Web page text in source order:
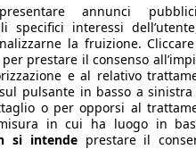
annunci
specifici interessi
la fruizione.
prestare il consenso
e al relativo
pulsante in basso a
o per opporsi al
in cui ha luogo in
si intendeprestare il